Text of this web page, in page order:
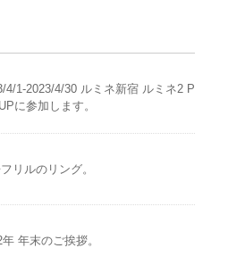
4/1-2023/4/30 ルミネ新宿 ルミネ2 P
に参加します。
リルのリング。
年末のご挨拶。